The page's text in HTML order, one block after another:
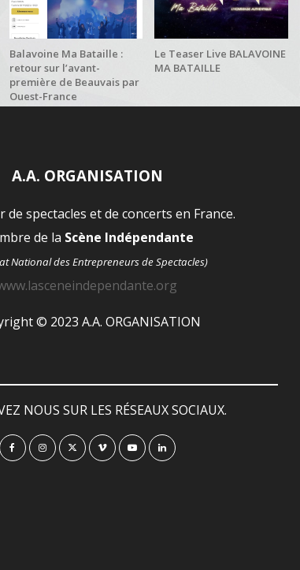
Balavoine Ma Bataille :
retour sur l’avant-
première de Beauvais par
Ouest-France
Le Teaser Live BALAVOINE
MA BATAILLE
A.A. ORGANISATION
de spectacles et de concerts en France.
de la Scène Indépendante
National des Entrepreneurs de Spectacles)
© 2023 A.A. ORGANISATION
NOUS SUR LES RÉSEAUX SOCIAUX.